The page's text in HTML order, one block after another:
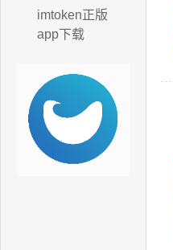
imtoken正版
app下载